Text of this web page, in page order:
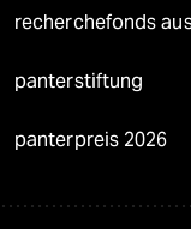
recherchefonds
panterstiftung
panterpreis 2026